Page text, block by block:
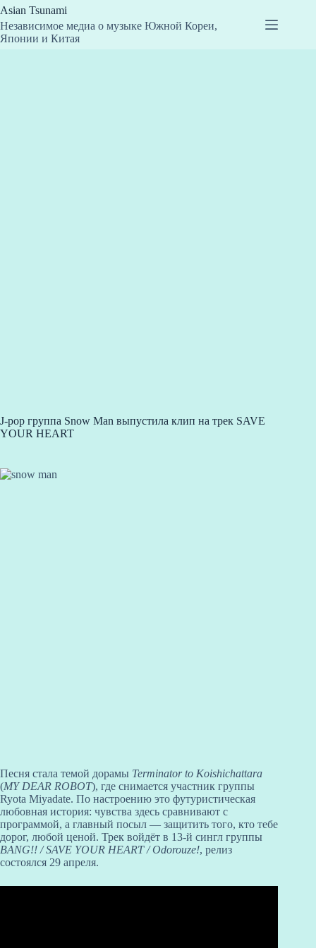
Перейти
к
сути
Asian Tsunami
Независимое медиа о музыке Южной Кореи,
Японии и Китая
J-pop группа Snow Man выпустила клип на трек SAVE
YOUR HEART
Песня стала темой дорамы Terminator to Koishichattara
(MY DEAR ROBOT), где снимается участник группы
Ryota Miyadate. По настроению это футуристическая
любовная история: чувства здесь сравнивают с
программой, а главный посыл — защитить того, кто тебе
дорог, любой ценой. Трек войдёт в 13-й сингл группы
BANG!! / SAVE YOUR HEART / Odorouze!, релиз
состоялся 29 апреля.